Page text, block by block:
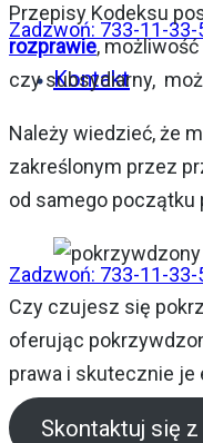
Zadzwoń: 733-11-33-
Kontakt
Zadzwoń: 733-11-33-
Przepisy Kodeksu
rozprawie,
czy subsydiarny,
Należy wiedzieć, że
zakreślonym przez
od samego
Czy czujesz się
oferując
prawa i skutecznie
Skontaktuj się